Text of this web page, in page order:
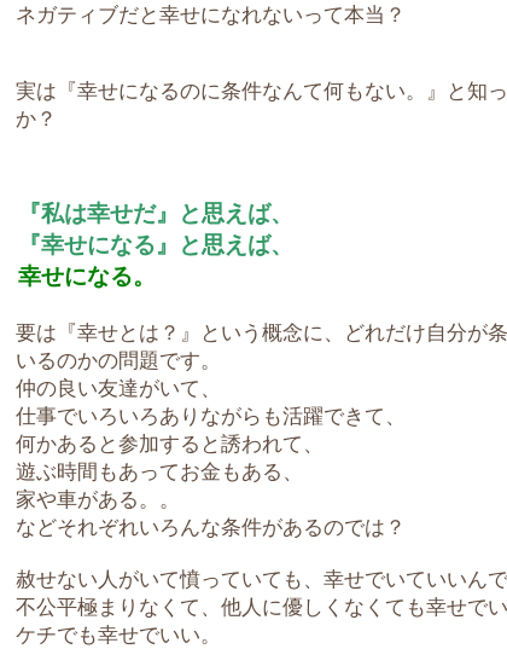
ネガティブだと幸せになれないって本当？
実は『幸せになるのに条件なんて何もない。』と知
か？
『私は幸せだ』と思えば、
『幸せになる』と思えば、
幸せになる。
要は『幸せとは？』という概念に、どれだけ自分が
いるのかの問題です。
仲の良い友達がいて、
仕事でいろいろありながらも活躍できて、
何かあると参加すると誘われて、
遊ぶ時間もあってお金もある、
家や車がある。。
などそれぞれいろんな条件があるのでは？
赦せない人がいて憤っていても、幸せでいていいんで
不公平極まりなくて、他人に優しくなくても幸せでい
ケチでも幸せでいい。